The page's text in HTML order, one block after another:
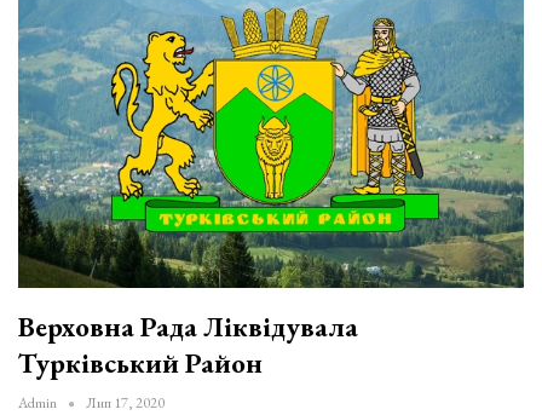
Верховна Рада Ліквідувала
Турківський Район
Admin Лип 17, 2020